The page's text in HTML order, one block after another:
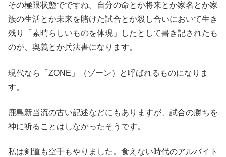
その極限状態でですね。自分の命とか将来とか家名とか家
族の生活とか未来を賭けた試合とか殺し合いにおいて生き
残り「素晴らしいものを体現」したとして書き記されたも
のが、奥義とか兵法書になります。
現代なら「ZONE」（ゾーン）と呼ばれるものになりま
す。
鹿島新当流の古い記述などにもありますが、試合の勝ちを
神に祈ることはしなかったそうです。
私は剣道も空手もやりました。食えない時代のアルバイト